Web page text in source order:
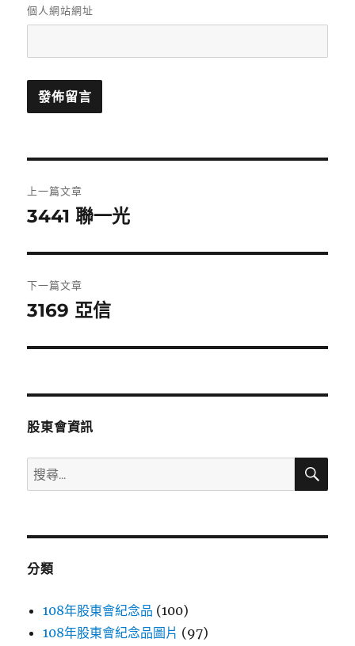
個人網站網址
章
覽
上一篇文章
上
篇
文
章:
3441 聯一光
下一篇文章
下
篇
章:
3169 亞信
股東會資訊
搜
尋
鍵
搜
分類
108年股東會紀念品 (100)
108年股東會紀念品圖片 (97)